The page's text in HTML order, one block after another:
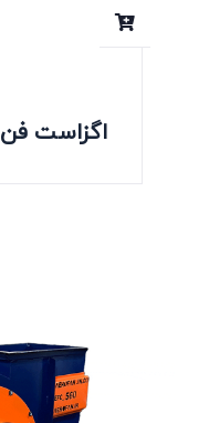
اگزاست فن EFC-400 سری A+